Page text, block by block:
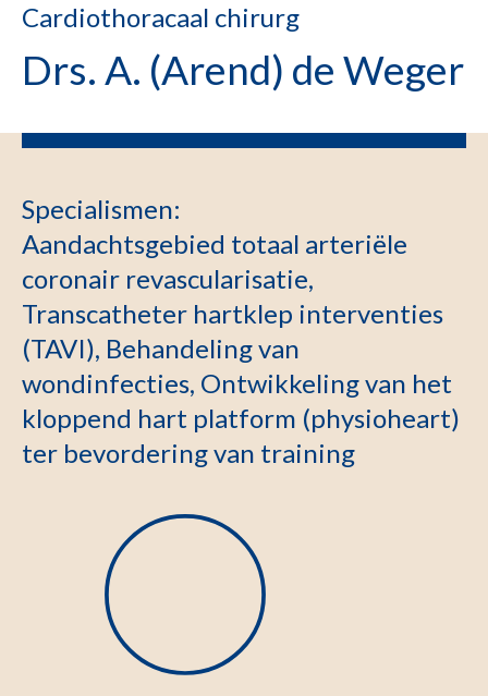
Cardiothoracaal chirurg
Drs. A. (Arend) de Weger
Specialismen:
Aandachtsgebied totaal arteriële
coronair revascularisatie,
Transcatheter hartklep interventies
(TAVI), Behandeling van
wondinfecties, Ontwikkeling van het
kloppend hart platform (physioheart)
ter bevordering van training